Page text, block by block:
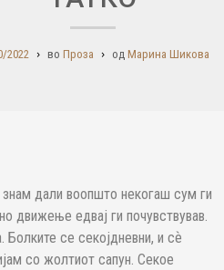
2022 во Проза од Марина Шикова
дали воопшто некогаш сум ги
движење едвај ги почувствував.
Болките се секојдневни, и сѐ
со жолтиот сапун. Секое